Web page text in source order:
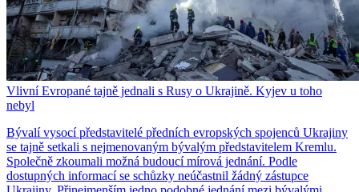
Vlivní Evropané tajně jednali s Rusy o Ukrajině. Kyjev u toho
nebyl
Bývalí vysocí představitelé předních evropských spojenců Ukrajiny
se tajně setkali s nejmenovaným bývalým představitelem Kremlu.
Společně zkoumali možná budoucí mírová jednání. Podle
dostupných informací se schůzky neúčastnil žádný zástupce